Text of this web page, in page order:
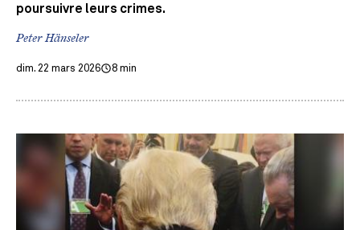
poursuivre leurs crimes.
Peter Hänseler
dim. 22 mars 2026 8 min